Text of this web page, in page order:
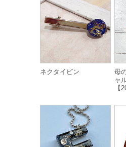
ネクタイピン
母
ャ
【